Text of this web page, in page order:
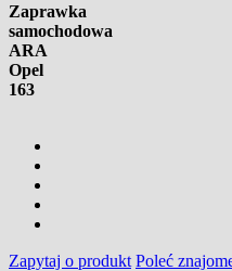
Zaprawka
samochodowa
ARA
Opel
163
Zapytaj o produkt Poleć